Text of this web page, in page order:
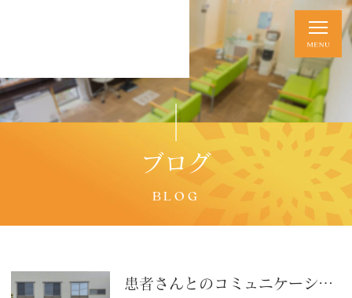
ブログ
BLOG
患者さんとのコミュニケーション